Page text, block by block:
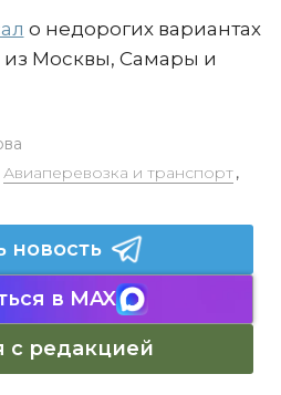
о недорогих вариантах
из Москвы, Самары и
Авиаперевозка и транспорт,
новость
в MAX
с редакцией